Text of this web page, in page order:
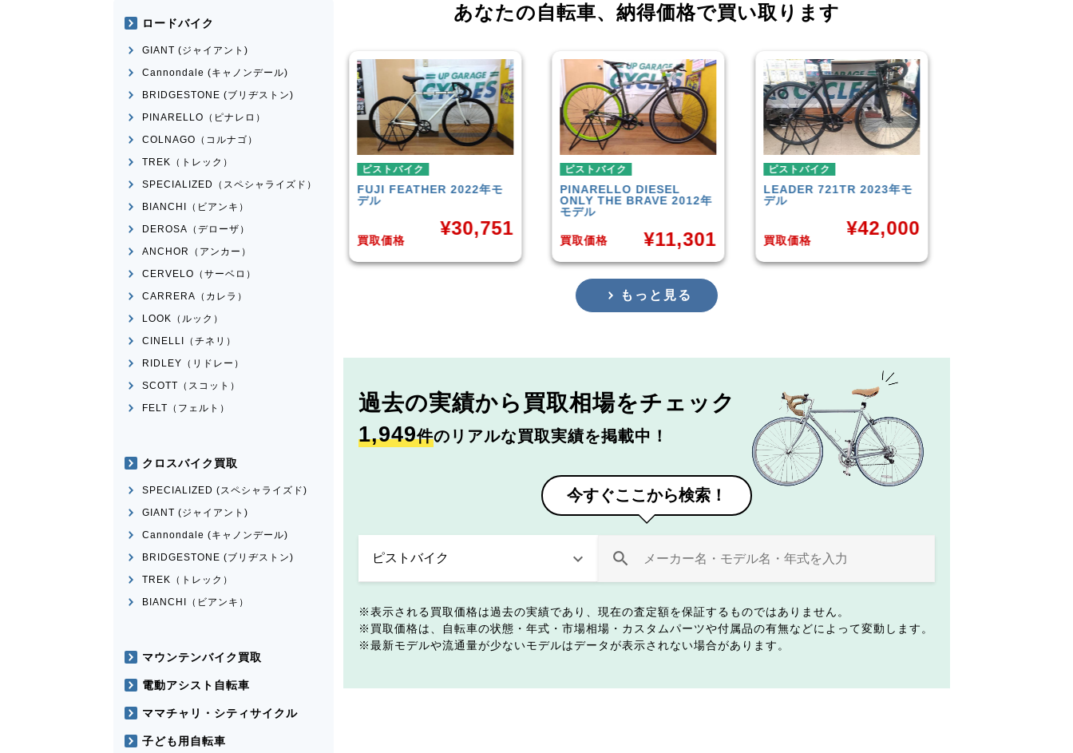
あなたの自転車、 納得価格で買い取ります
ピストバイク
FUJIFEATHER 2022年モ
デル
¥
ピストバイク
PINARELLODIESEL
ONLY THE BRAVE 2012年
買取価格 ¥11,301
ピストバイク
LEADER721TR 2023年モ
デル
買取価格
¥42,000
ピストバイク
FUJITRACK 1.1 2014年モ
デル
買取価格
¥33,000
もっと見る
過去の実績から 買取相場をチェック
1,949件のリアルな買取実績を掲載中！
今すぐここから検索！
表示される買取価格は過去の実績であり、現在の査定額を保証するものではありません。
買取価格は、自転車の状態・年式・市場相場・カスタムパーツや付属品の有無などによって変動します。
最新モデルや流通量が少ないモデルはデータが表示されない場合があります。
ロードバイク
GIANT (ジャイアント)
Cannondale (キャノンデール)
BRIDGESTONE (ブリヂストン)
PINARELLO（ピナレロ）
COLNAGO（コルナゴ）
TREK（トレック）
SPECIALIZED（スペシャライズド）
BIANCHI（ビアンキ）
DEROSA（デローザ）
ANCHOR（アンカー）
CERVELO（サーベロ）
CARRERA（カレラ）
LOOK（ルック）
CINELLI（チネリ）
RIDLEY（リドレー）
SCOTT（スコット）
FELT（フェルト）
クロスバイク買取
SPECIALIZED (スペシャライズド)
GIANT (ジャイアント)
Cannondale (キャノンデール)
BRIDGESTONE (ブリヂストン)
TREK（トレック）
BIANCHI（ビアンキ）
マウンテンバイク買取
電動アシスト自転車
ママチャリ・シティサイクル
子ども用自転車